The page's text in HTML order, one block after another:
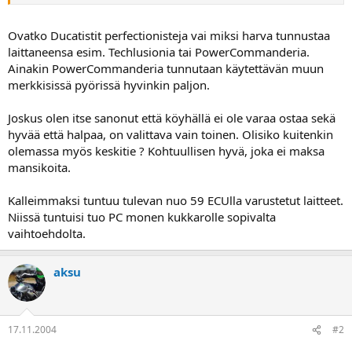
sellaisen, jota voi myöhemmin säätää. DP:nkin tapauksessa
toimitetaan uusi ECU. FIM myy näihin ecua, jota voi sitten säädellä
mielin määrin.
Eli vielä yhteenvtona: Alkuperäisiä tai DP:n tuotteita ei voi säätää.
CO-säätöön, jolla ei ole juurikaan merkitystä suuremmilla kaasun
asennoilla, eikä mitään merkitystä sytytysennakoihin.
Mihin tahansa em. tapauksiin hankituilla FIM:n nikaleilla saadaan jo
valmiiksi pirun hyvät kartat, jos kone on blueprintattu ja käytetään
mahdollinen ECU:n ohjaamiin säätöihin liittyen voidaan lisäksi
tehdä koneen käydessä (jarrupenkissä).
Ovatko Ducatistit perfectionisteja vai miksi harva tunnustaa
laittaneensa esim. Techlusionia tai PowerCommanderia.
Ainakin PowerCommanderia tunnutaan käytettävän muun
merkkisissä pyörissä hyvinkin paljon.
Joskus olen itse sanonut että köyhällä ei ole varaa ostaa sekä
hyvää että halpaa, on valittava vain toinen. Olisiko kuitenkin
olemassa myös keskitie ? Kohtuullisen hyvä, joka ei maksa
mansikoita.
Kalleimmaksi tuntuu tulevan nuo 59 ECUlla varustetut laitteet.
Niissä tuntuisi tuo PC monen kukkarolle sopivalta
vaihtoehdolta.
aksu
17.11.2004 #2